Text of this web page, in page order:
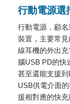
行動電源選
行動電源，顧
裝置，主要常
線耳機的外出
腦USB PD的快
甚至還能支援
USB供電介面
援相對應的快